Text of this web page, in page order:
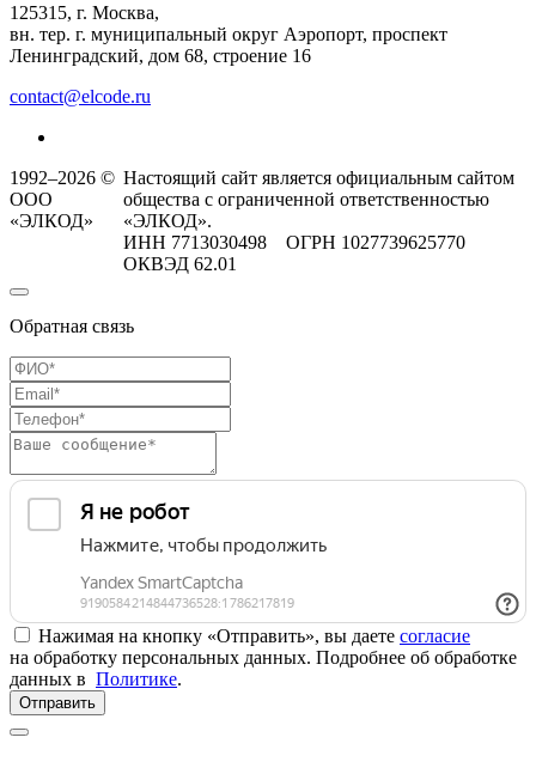
125315, г. Москва,
вн. тер. г. муниципальный округ Аэропорт, проспект
Ленинградский, дом 68, строение 16
contact@elcode.ru
1992–2026 ©
ООО
«ЭЛКОД»
Настоящий сайт является официальным сайтом
общества с ограниченной ответственностью
«ЭЛКОД».
ИНН 7713030498 ОГРН 1027739625770
ОКВЭД 62.01
Обратная связь
Нажимая на кнопку «Отправить», вы даете согласие
на обработку персональных данных. Подробнее об обработке
данных в Политике.
Отправить